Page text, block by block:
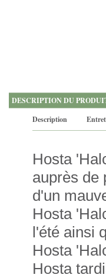
DESCRIPTION DU
Description
Hosta
auprès de
d'un
Hosta
l'été ainsi
Hosta
Hosta